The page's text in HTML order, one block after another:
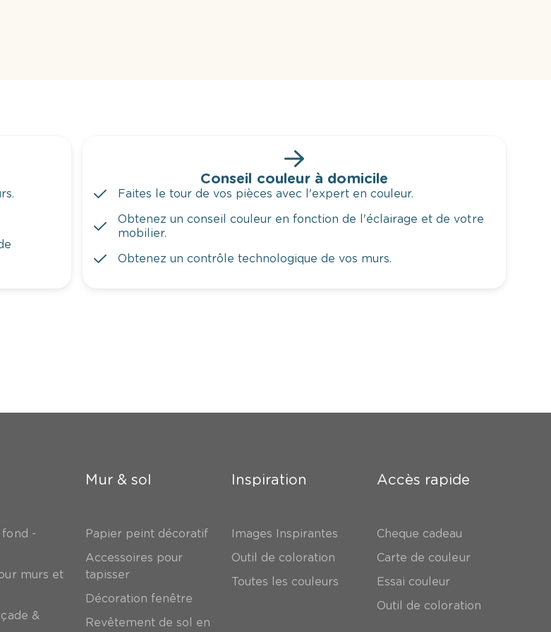
Conseil couleur à domicile
Faites le tour de vos pièces avec l'expert en couleur.
Obtenez un conseil couleur en fonction de l'éclairage et de votre
mobilier.
Obtenez un contrôle technologique de vos murs.
fond -
murs et
&
Mur & sol
Papier peint décoratif
Accessoires pour
tapisser
Décoration fenêtre
Revêtement de sol en
Inspiration
Images Inspirantes
Outil de coloration
Toutes les couleurs
Accès rapide
Cheque cadeau
Carte de couleur
Essai couleur
Outil de coloration